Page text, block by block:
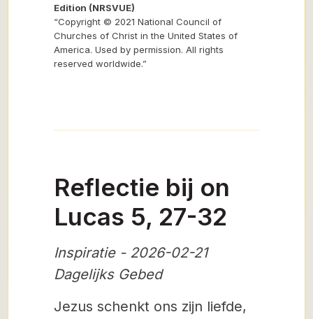
Edition (NRSVUE)
“Copyright © 2021 National Council of
Churches of Christ in the United States of
America. Used by permission. All rights
reserved worldwide.”
Reflectie bij on
Lucas 5, 27-32
Inspiratie - 2026-02-21
Dagelijks Gebed
Jezus schenkt ons zijn liefde,